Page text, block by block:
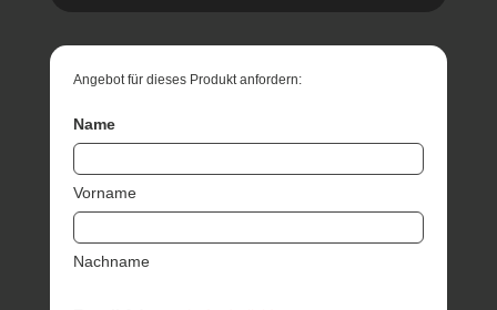
Angebot für dieses Produkt anfordern:
Name
Vorname
Nachname